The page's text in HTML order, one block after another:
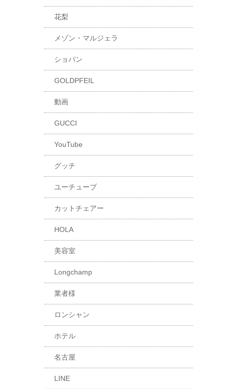
花梨
メゾン・マルジェラ
ショパン
GOLDPFEIL
動画
GUCCI
YouTube
グッチ
ユーチューブ
カットチェアー
HOLA
美容室
Longchamp
業者様
ロンシャン
ホテル
名古屋
LINE